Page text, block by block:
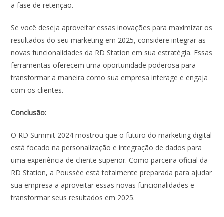
a fase de retenção.
Se você deseja aproveitar essas inovações para maximizar os
resultados do seu marketing em 2025, considere integrar as
novas funcionalidades da RD Station em sua estratégia. Essas
ferramentas oferecem uma oportunidade poderosa para
transformar a maneira como sua empresa interage e engaja
com os clientes.
Conclusão:
O RD Summit 2024 mostrou que o futuro do marketing digital
está focado na personalização e integração de dados para
uma experiência de cliente superior. Como parceira oficial da
RD Station, a Poussée está totalmente preparada para ajudar
sua empresa a aproveitar essas novas funcionalidades e
transformar seus resultados em 2025.